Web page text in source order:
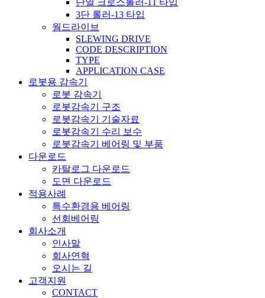
단열 크로스롤러-11 타입
3단 롤러-13 타입
웜드라이브
SLEWING DRIVE
CODE DESCRIPTION
TYPE
APPLICATION CASE
로봇용 감속기
로봇 감속기
로봇감속기 구조
로봇감속기 기술자료
로봇감속기 수리 보수
로봇감속기 베어링 및 부품
다운로드
카탈로그 다운로드
도면 다운로드
적용사례
특수환경용 베어링
선회베어링
회사소개
인사말
회사연혁
오시는 길
고객지원
CONTACT